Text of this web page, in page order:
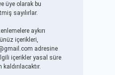
üye olarak bu
sayılırlar.
aykırı
içerikleri,
adresine
içerikler yasal süre